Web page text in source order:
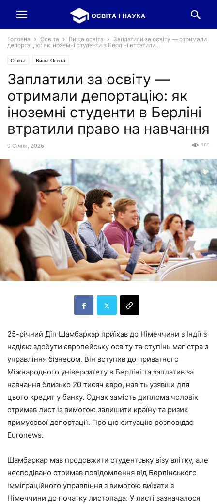
Головна Освіта Вища освіта
Заплатили за освіту — отримали
депортацію: як іноземні студенти в Берліні втратили...
Освіта Вища Освіта
Заплатили за освіту —
отримали депортацію: як
іноземні студенти в Берліні
втратили право на навчання
9 Січня, 2026 180
25-річний Діп Шамбаркар приїхав до Німеччини з Індії з
надією здобути європейську освіту та ступінь магістра з
управління бізнесом. Він вступив до приватного
Міжнародного університету в Берліні та заплатив за
навчання близько 20 тисяч євро, навіть узявши для
цього кредит у банку. Однак замість диплома чоловік
отримав лист із вимогою залишити країну та ризик
примусової депортації. Про цю ситуацію розповідає
Euronews.
Шамбаркар мав продовжити студентську візу влітку, але
несподівано отримав повідомлення від Берлінського
імміграційного управління з вимогою виїхати з
Німеччини до початку листопада. У листі зазначалося,